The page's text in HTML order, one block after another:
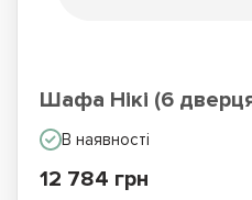
Шафа Нікі (6
В наявності
12 784 грн